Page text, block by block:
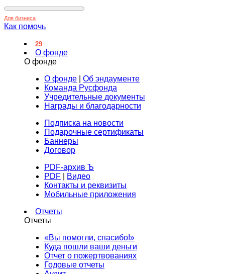
Для бизнеса
Как помочь
29
О фонде
О фонде
О фонде
Об эндаументе
Команда Русфонда
Учредительные документы
Награды и благодарности
Подписка на новости
Подарочные сертификаты
Баннеры
Договор
PDF-архив Ъ
PDF
Видео
Контакты и реквизиты
Мобильные приложения
Отчеты
Отчеты
«Вы помогли, спасибо!»
Куда пошли ваши деньги
Отчет о пожертвованиях
Годовые отчеты